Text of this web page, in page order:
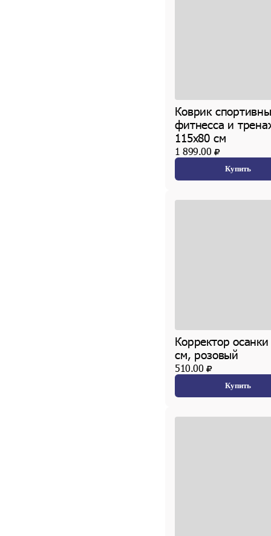
Коврик
фитнесса и
115х80 см
1 899.00
Купить
Корректор
см, розовый
510.00
Купить